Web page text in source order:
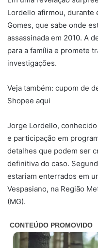
Lordello afirmou, durante
Gomes, que sabe onde
assassinada em 2010. A
para a família e promete
investigações.
Veja também: cupom de
Shopee aqui
Jorge Lordello,
e participação em
detalhes que podem ser
definitiva do caso.
estariam enterrados em
Vespasiano, na Região
(MG).